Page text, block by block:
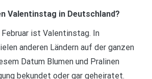
Valentinstag in Deutschland?
ist Valentinstag. In
anderen Ländern auf der ganzen
Datum Blumen und Pralinen
bekundet oder gar geheiratet.